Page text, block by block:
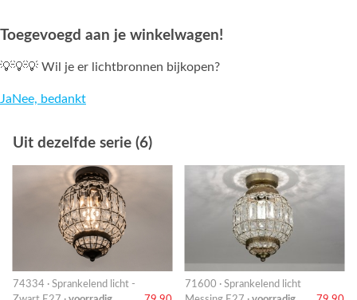
Toegevoegd aan je winkelwagen!
💡💡💡 Wil je er lichtbronnen bijkopen?
JaNee, bedankt
Uit dezelfde serie (6)
74334 · Sprankelend licht -
71600 · Sprankelend licht